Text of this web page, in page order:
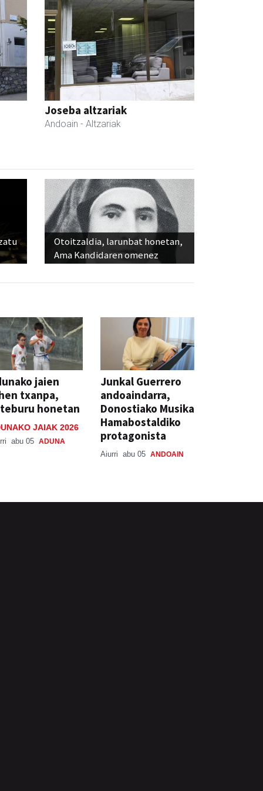
Joseba altzariak
Andoain - Altzariak
Otoitzaldia, larunbat honetan,
Ama Kandidaren omenez
jaien
txanpa,
honetan
JAIAK 2026
abu 05 ADUNA
Junkal Guerrero
andoaindarra,
Donostiako Musika
Hamabostaldiko
protagonista
Aiurri abu 05 ANDOAIN